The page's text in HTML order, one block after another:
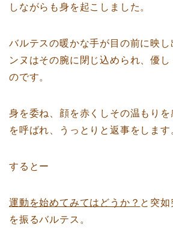
しながらも身を起こしました。
バルテスの暖かな手が目の前に映し
ンヌはその腕に閉じ込められ、優
のです。
身を委ね、顔を赤くしその温もり
を呼ばれ、うっとりと返事をします
するとー
運動を始めてみてはどうか？ と突如
を振るバルテス。